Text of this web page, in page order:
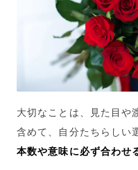
大切なことは、見た目や
含めて、自分たちらしい
本数や意味に必ず合わせ